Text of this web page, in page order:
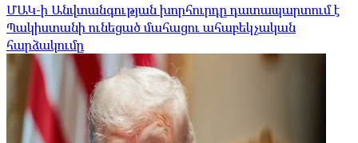
ՄԱԿ-ի Անվտանգության խորհուրդը դատապարտում է
Պակիստանի ունեցած մահացու ահաբեկչական
հարձակումը